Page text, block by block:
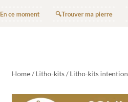
En ce moment 🔍Trouver ma pierre
Home/ Litho-kits/ Litho-kits intention